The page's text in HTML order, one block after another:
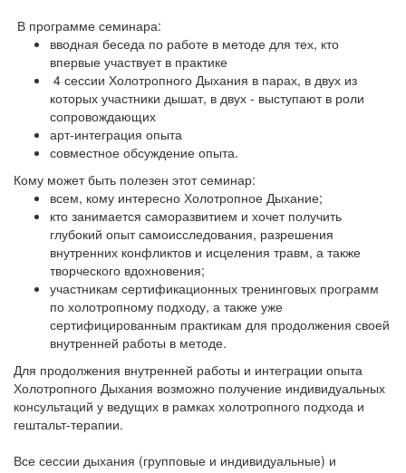
В программе семинара:
вводная беседа по работе в методе для тех, кто
впервые участвует в практике
4 сессии Холотропного Дыхания в парах, в двух из
которых участники дышат, в двух - выступают в роли
сопровождающих
арт-интеграция опыта
совместное обсуждение опыта.
Кому может быть полезен этот семинар:
всем, кому интересно Холотропное Дыхание;
кто занимается саморазвитием и хочет получить
глубокий опыт самоисследования, разрешения
внутренних конфликтов и исцеления травм, а также
творческого вдохновения;
участникам сертификационных тренинговых программ
по холотропному подходу, а также уже
сертифицированным практикам для продолжения своей
внутренней работы в методе.
Для продолжения внутренней работы и интеграции опыта
Холотропного Дыхания возможно получение индивидуальных
консультаций у ведущих в рамках холотропного подхода и
гештальт-терапии.
Все сессии дыхания (групповые и индивидуальные) и